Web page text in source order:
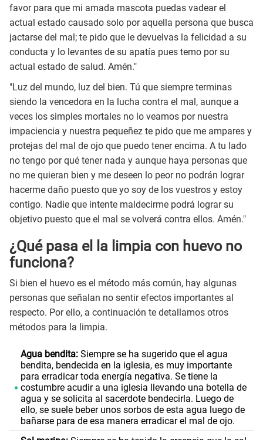
favor para que mi amada mascota puedas vadear el
actual estado causado solo por aquella persona que busca
jactarse del mal; te pido que le devuelvas la felicidad a su
conducta y lo levantes de su apatía pues temo por su
actual estado de salud. Amén."
"Luz del mundo, luz del bien. Tú que siempre terminas
siendo la vencedora en la lucha contra el mal, aunque a
veces los simples mortales no lo veamos por nuestra
impaciencia y nuestra pequeñez te pido que me ampares y
protejas del mal de ojo que puedo tener encima. A tu lado
no tengo por qué tener nada y aunque haya personas que
no me quieran bien y me deseen lo peor no podrán lograr
hacerme daño puesto que yo soy de los vuestros y estoy
contigo. Nadie que intente maldecirme podrá lograr su
objetivo puesto que el mal se volverá contra ellos. Amén."
¿Qué pasa el la limpia con huevo no
funciona?
Si bien el huevo es el método más común, hay algunas
personas que señalan no sentir efectos importantes al
respecto. Por ello, a continuación te detallamos otros
métodos para la limpia.
Agua bendita: Siempre se ha sugerido que el agua
bendita, bendecida en la iglesia, es muy importante
para erradicar toda energía negativa. Se tiene la
costumbre acudir a una iglesia llevando una botella de
agua y se solicita al sacerdote bendecirla. Luego de
ello, se suele beber unos sorbos de esta agua luego de
bañarse para de esa manera erradicar el mal de ojo.